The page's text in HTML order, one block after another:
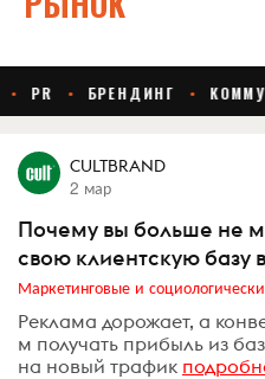
CULTBRAND
2 мар
Почему вы больше не
свою клиентскую базу
Маркетинговые и
Реклама дорожает, а
м получать прибыль из
на новый трафик